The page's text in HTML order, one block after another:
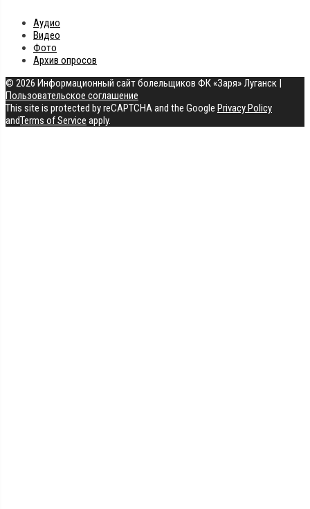
Аудио
Видео
Фото
Архив опросов
© 2026 Информационный сайт болельщиков ФК «Заря» Луганск
Пользовательское соглашение
This site is protected by reCAPTCHA and the Google Privacy Policy
andTerms of Service apply.